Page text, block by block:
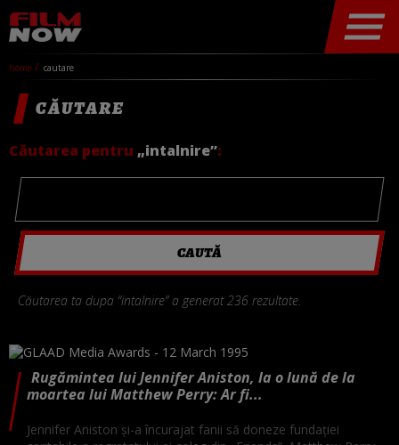
home cautare
CĂUTARE
Căutarea pentru „intalnire”:
Căutarea ta dupa “intalnire” a generat 236 rezultate.
Rugămintea lui Jennifer Aniston, la o lună de la
moartea lui Matthew Perry: Ar fi...
Jennifer Aniston și-a încurajat fanii să doneze fundației